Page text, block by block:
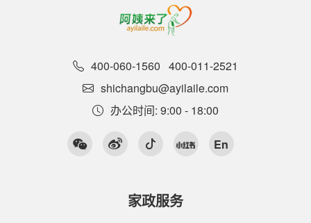
400-060-1560 400-011-2521
shichangbu@ayilaile.com
办公时间: 9:00 - 18:00
En
家政服务